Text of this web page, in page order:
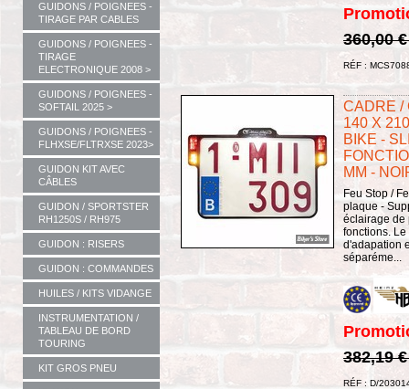
GUIDONS / POIGNEES -
TIRAGE PAR CABLES
GUIDONS / POIGNEES -
TIRAGE
ELECTRONIQUE 2008 >
GUIDONS / POIGNEES -
SOFTAIL 2025 >
GUIDONS / POIGNEES -
FLHXSE/FLTRXSE 2023>
GUIDON KIT AVEC
CÂBLES
GUIDON / SPORTSTER
RH1250S / RH975
GUIDON : RISERS
GUIDON : COMMANDES
HUILES / KITS VIDANGE
INSTRUMENTATION /
TABLEAU DE BORD
TOURING
KIT GROS PNEU
360,00
RÉF :
CADRE /
140 X
BIKE -
MM -
Feu Stop /
plaque -
éclairage de
fonctions.
d'adapation
séparéme...
382,19
RÉF : D/